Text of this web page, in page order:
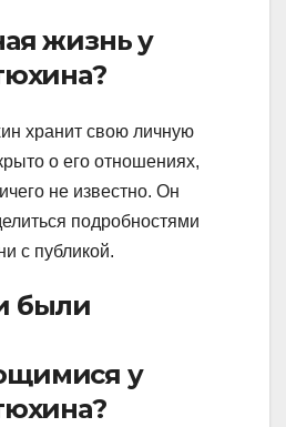
жизнь у
хранит свою личную
о его отношениях,
не известно. Он
подробностями
с публикой.
были
у